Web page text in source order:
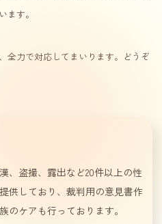
ます。
全力で対応してまいります。どうぞ
、盗撮、露出など20件以上の性
供しており、裁判用の意見書作
のケアも行っております。